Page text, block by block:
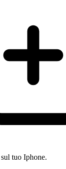
tuo Iphone.